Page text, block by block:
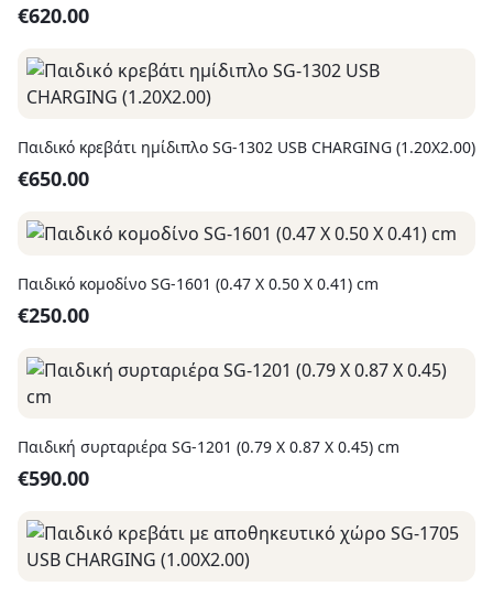
€620.00
Παιδικό κρεβάτι ημίδιπλο SG-1302 USB CHARGING (1.20X2.00)
€650.00
Παιδικό κομοδίνο SG-1601 (0.47 X 0.50 X 0.41) cm
€250.00
Παιδική συρταριέρα SG-1201 (0.79 X 0.87 X 0.45) cm
€590.00